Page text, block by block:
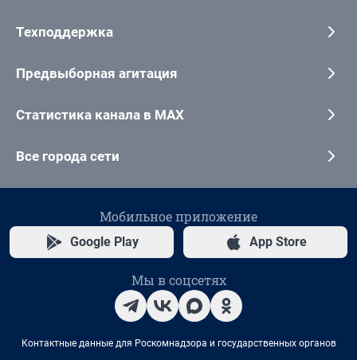
Техподдержка
Предвыборная агитация
Статистика канала в MAX
Все города сети
Мобильное приложение
Google Play App Store
Мы в соцсетях
Контактные данные для Роскомнадзора и государственных органов